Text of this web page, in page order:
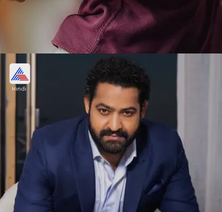
बात Jr NTR की करें तो वे साउथ सुपरस्टार हैं और
फिल्मी खानदान से हैं।
Hindi